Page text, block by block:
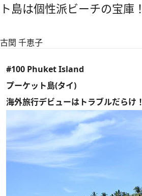
ト島は個性派ビーチの宝庫！
古関 千恵子
#100 Phuket Island
プーケット島(タイ)
海外旅行デビューはトラブルだらけ！